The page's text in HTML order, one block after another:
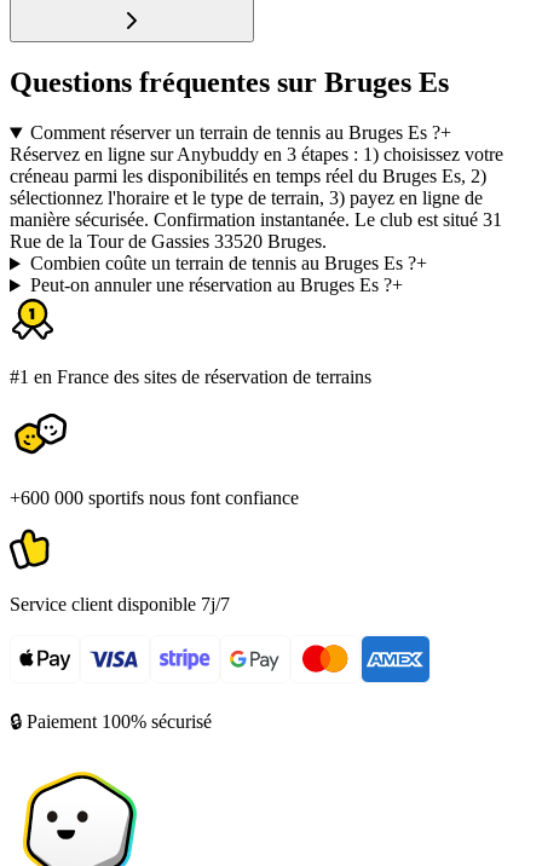
Questions fréquentes sur Bruges Es
Comment réserver un terrain de tennis au Bruges Es ?+
Réservez en ligne sur Anybuddy en 3 étapes : 1) choisissez votre
créneau parmi les disponibilités en temps réel du Bruges Es, 2)
sélectionnez l'horaire et le type de terrain, 3) payez en ligne de
manière sécurisée. Confirmation instantanée. Le club est situé 31
Rue de la Tour de Gassies 33520 Bruges.
Combien coûte un terrain de tennis au Bruges Es ?+
Peut-on annuler une réservation au Bruges Es ?+
#1 en France des sites de réservation de terrains
+600 000 sportifs nous font confiance
Service client disponible 7j/7
🔒 Paiement 100% sécurisé